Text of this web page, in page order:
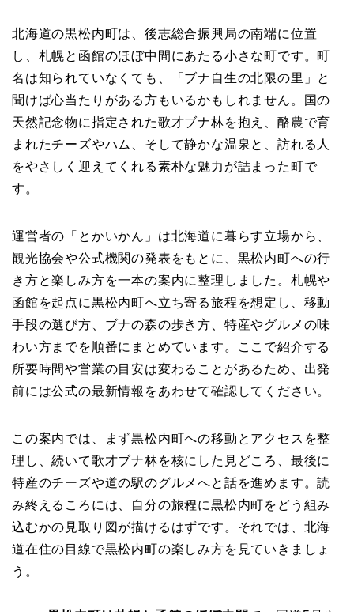
北海道の黒松内町は、後志総合振興局の南端に位置
し、札幌と函館のほぼ中間にあたる小さな町です。町
名は知られていなくても、「ブナ自生の北限の里」と
聞けば心当たりがある方もいるかもしれません。国の
天然記念物に指定された歌才ブナ林を抱え、酪農で育
まれたチーズやハム、そして静かな温泉と、訪れる人
をやさしく迎えてくれる素朴な魅力が詰まった町で
す。
運営者の「とかいかん」は北海道に暮らす立場から、
観光協会や公式機関の発表をもとに、黒松内町への行
き方と楽しみ方を一本の案内に整理しました。札幌や
函館を起点に黒松内町へ立ち寄る旅程を想定し、移動
手段の選び方、ブナの森の歩き方、特産やグルメの味
わい方までを順番にまとめています。ここで紹介する
所要時間や営業の目安は変わることがあるため、出発
前には公式の最新情報をあわせて確認してください。
この案内では、まず黒松内町への移動とアクセスを整
理し、続いて歌才ブナ林を核にした見どころ、最後に
特産のチーズや道の駅のグルメへと話を進めます。読
み終えるころには、自分の旅程に黒松内町をどう組み
込むかの見取り図が描けるはずです。それでは、北海
道在住の目線で黒松内町の楽しみ方を見ていきましょ
う。